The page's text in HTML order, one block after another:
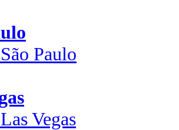
Paulo
Vegas